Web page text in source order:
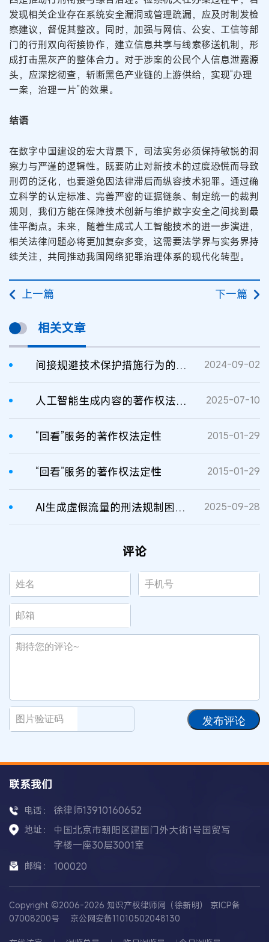
发现相关企业存在系统安全漏洞或管理疏漏，应及时制发检
察建议，督促其整改。同时，加强与网信、公安、工信等部
门的行刑双向衔接协作，建立信息共享与线索移送机制，形
成打击黑灰产的整体合力。对于涉案的公民个人信息泄露源
头，应深挖彻查，斩断黑色产业链的上游供给，实现“办理
一案，治理一片”的效果。
结语
在数字中国建设的宏大背景下，司法实务必须保持敏锐的洞
察力与严谨的逻辑性。既要防止对新技术的过度恐慌而导致
刑罚的泛化，也要避免因法律滞后而纵容技术犯罪。通过确
立科学的认定标准、完善严密的证据链条、制定统一的裁判
规则，我们方能在保障技术创新与维护数字安全之间找到最
佳平衡点。未来，随着生成式人工智能技术的进一步演进，
相关法律问题必将更加复杂多变，这需要法学界与实务界持
续关注，共同推动我国网络犯罪治理体系的现代化转型。
上一篇 下一篇
相关文章
间接规避技术保护措施行为的刑法定性问题探析 2024-09-02
人工智能生成内容的著作权法定性 2025-07-10
“回看”服务的著作权法定性 2015-01-29
“回看”服务的著作权法定性 2015-01-29
AI生成虚假流量的刑法规制困境与出路 2025-09-28
评论
发布评论
联系我们
电话： 徐律师13910160652
地址：
中国北京市朝阳区建国门外大街1号国贸写
字楼一座30层3001室
邮编： 100020
Copyright ©2006-2026 知识产权律师网（徐新明） 京ICP备
07008200号
京公网安备11010502048130